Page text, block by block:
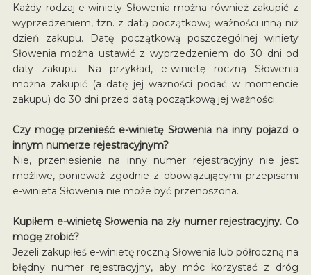
Każdy rodzaj e-winiety Słowenia można również zakupić z
wyprzedzeniem, tzn. z datą początkową ważności inną niż
dzień zakupu. Datę początkową poszczególnej winiety
Słowenia można ustawić z wyprzedzeniem do 30 dni od
daty zakupu. Na przykład, e-winietę roczną Słowenia
można zakupić (a datę jej ważności podać w momencie
zakupu) do 30 dni przed datą początkową jej ważności.
Czy mogę przenieść e-winietę Słowenia na inny pojazd o
innym numerze rejestracyjnym?
Nie, przeniesienie na inny numer rejestracyjny nie jest
możliwe, ponieważ zgodnie z obowiązującymi przepisami
e-winieta Słowenia nie może być przenoszona.
Kupiłem e-winietę Słowenia na zły numer rejestracyjny. Co
mogę zrobić?
Jeżeli zakupiłeś e-winietę roczną Słowenia lub półroczną na
błędny numer rejestracyjny, aby móc korzystać z dróg